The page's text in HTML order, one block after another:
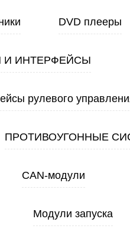
DVD плееры
И ИНТЕРФЕЙСЫ
рулевого
ПРОТИВОУГОННЫЕ
CAN-модули
Модули запуска